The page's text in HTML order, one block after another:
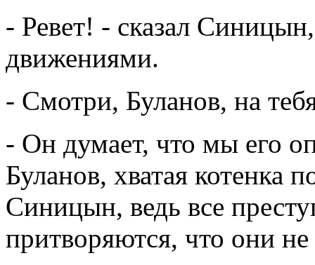
- Ревет! - сказал
движениями.
- Смотри, Буланов, на
- Он думает, что мы его
Буланов, хватая котенка
Синицын, ведь все
притворяются, что они